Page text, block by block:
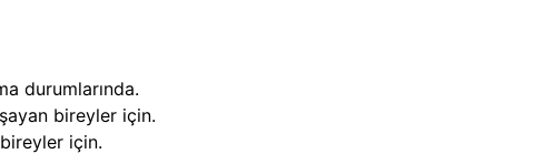
durumlarında.
bireyler için.
için.